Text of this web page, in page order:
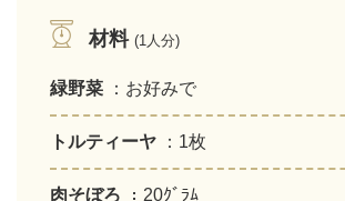
材料 (1人分)
緑野菜 ：お好みで
トルティーヤ ：1枚
肉そぼろ ：20ｸﾞﾗﾑ